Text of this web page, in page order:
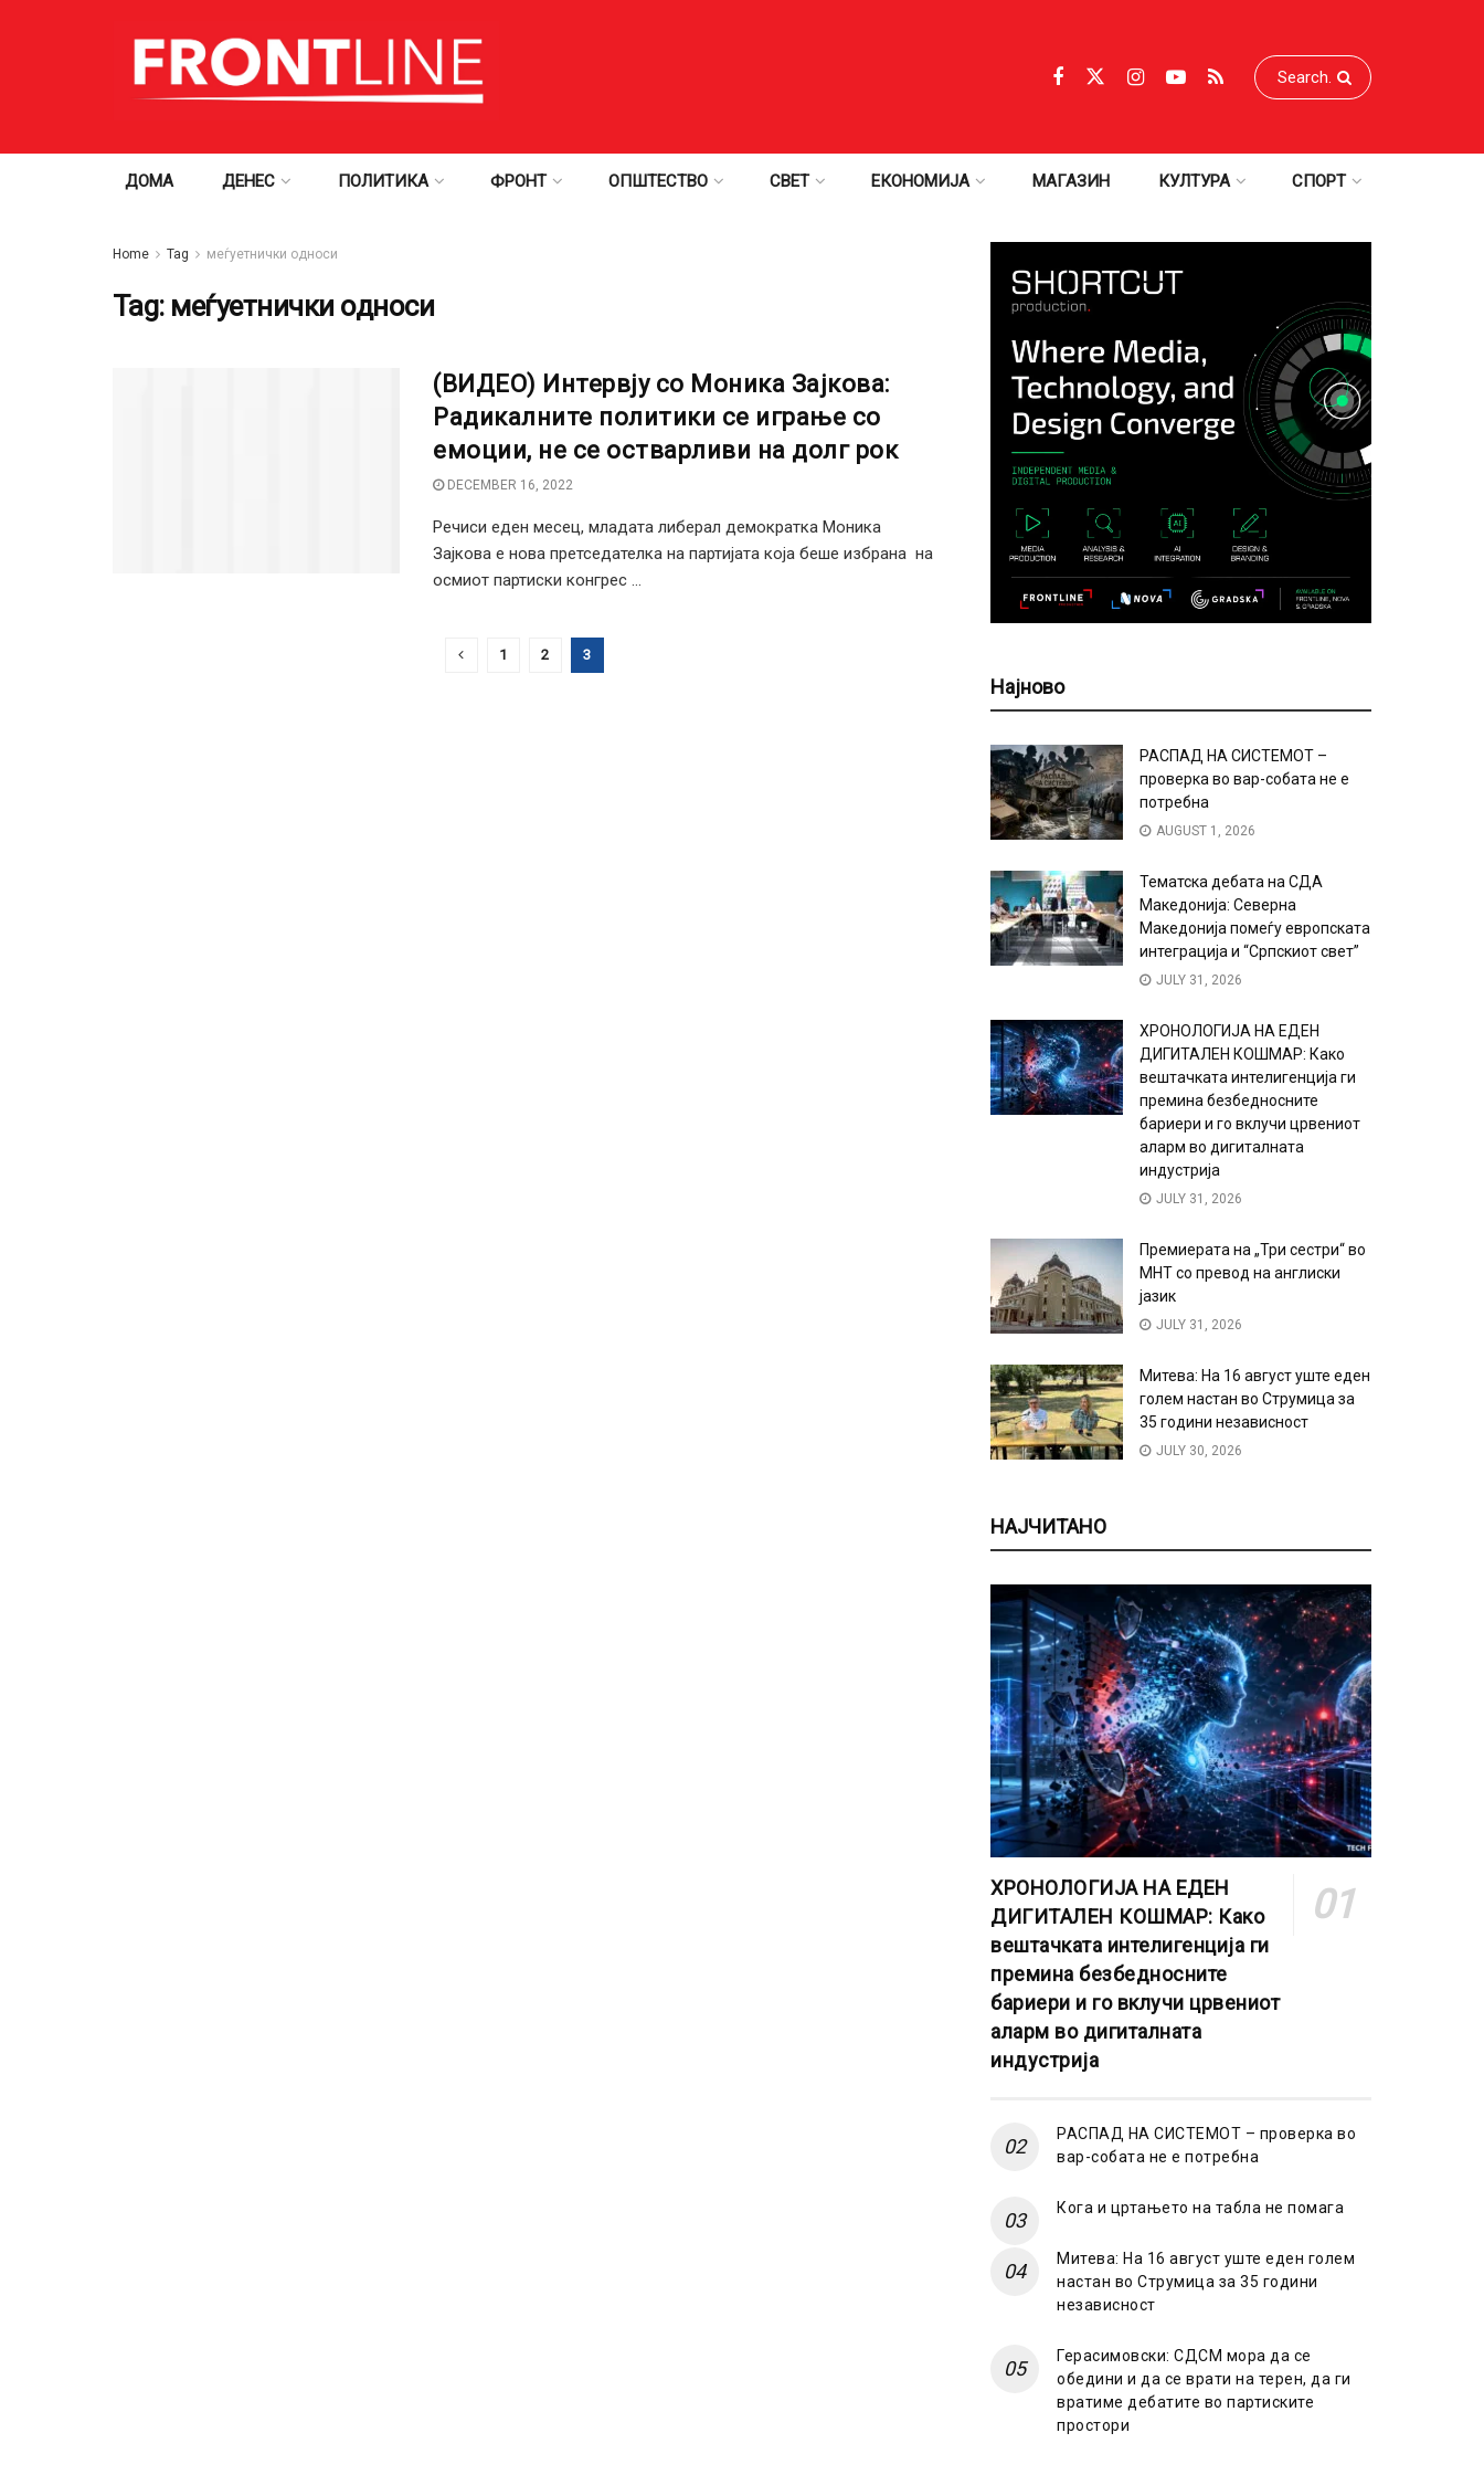
ДОМА ДЕНЕС ПОЛИТИКА ФРОНТ ОПШТЕСТВО СВЕТ ЕКОНОМИЈА МАГАЗИН КУЛТУРА СПОРТ
Home Tag меѓуетнички односи
Tag: меѓуетнички односи
(ВИДЕО) Интервју со Моника Зајкова:
Радикалните политики се играње со
емоции, не се остварливи на долг рок
DECEMBER 16, 2022
Речиси еден месец, младата либерал демократка Моника
Зајкова е нова претседателка на партијата која беше избрана на
осмиот партиски конгрес ...
1 2 3
Најново
РАСПАД НА СИСТЕМОТ –
проверка во вар-собата не е
потребна
AUGUST 1, 2026
Тематска дебата на СДА
Македонија: Северна
Македонија помеѓу европската
интеграција и “Српскиот свет”
JULY 31, 2026
ХРОНОЛОГИЈА НА ЕДЕН
ДИГИТАЛЕН КОШМАР: Како
вештачката интелигенција ги
премина безбедносните
бариери и го вклучи црвениот
аларм во дигиталната
индустрија
JULY 31, 2026
Премиерата на „Три сестри“ во
МНТ со превод на англиски
јазик
JULY 31, 2026
Митева: На 16 август уште еден
голем настан во Струмица за
35 години независност
JULY 30, 2026
НАЈЧИТАНО
ХРОНОЛОГИЈА НА ЕДЕН
ДИГИТАЛЕН КОШМАР: Како
вештачката интелигенција ги
премина безбедносните
бариери и го вклучи црвениот
аларм во дигиталната
индустрија
РАСПАД НА СИСТЕМОТ – проверка во
вар-собата не е потребна
Кога и цртањето на табла не помага
Митева: На 16 август уште еден голем
настан во Струмица за 35 години
независност
Герасимовски: СДСМ мора да се
обедини и да се врати на терен, да ги
вратиме дебатите во партиските
простори